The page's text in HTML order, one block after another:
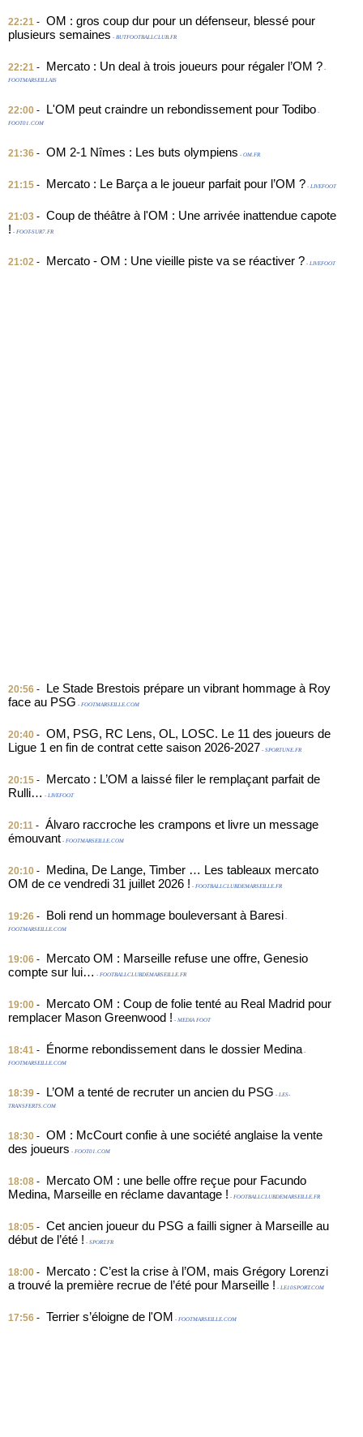
22:21 - OM : gros coup dur pour un défenseur, blessé pour
plusieurs semaines - BUTFOOTBALLCLUB.FR
22:21 - Mercato : Un deal à trois joueurs pour régaler l’OM ? -
FOOTMARSEILLAIS
22:00 - L'OM peut craindre un rebondissement pour Todibo -
FOOT01.COM
21:36 - OM 2-1 Nîmes : Les buts olympiens - OM.FR
21:15 - Mercato : Le Barça a le joueur parfait pour l’OM ? - LIVEFOOT
21:03 - Coup de théâtre à l'OM : Une arrivée inattendue capote
! - FOOT-SUR7.FR
21:02 - Mercato - OM : Une vieille piste va se réactiver ? - LIVEFOOT
20:56 -
Le Stade Brestois prépare un vibrant hommage à Roy
face au PSG - FOOTMARSEILLE.COM
20:40 - OM, PSG, RC Lens, OL, LOSC. Le 11 des joueurs de
Ligue 1 en fin de contrat cette saison 2026-2027 - SPORTUNE.FR
20:15 -
Mercato : L’OM a laissé filer le remplaçant parfait de
Rulli… - LIVEFOOT
20:11 - Álvaro raccroche les crampons et livre un message
émouvant - FOOTMARSEILLE.COM
20:10 -
Medina, De Lange, Timber … Les tableaux mercato
OM de ce vendredi 31 juillet 2026 ! - FOOTBALLCLUBDEMARSEILLE.FR
19:26 - Boli rend un hommage bouleversant à Baresi -
FOOTMARSEILLE.COM
19:06 -
Mercato OM : Marseille refuse une offre, Genesio
compte sur lui… - FOOTBALLCLUBDEMARSEILLE.FR
19:00 -
Mercato OM : Coup de folie tenté au Real Madrid pour
remplacer Mason Greenwood ! - MEDIA FOOT
18:41 - Énorme rebondissement dans le dossier Medina-
FOOTMARSEILLE.COM
18:39 - L’OM a tenté de recruter un ancien du PSG - LES-
TRANSFERTS.COM
18:30 - OM : McCourt confie à une société anglaise la vente
des joueurs - FOOT01.COM
18:08 -
Mercato OM : une belle offre reçue pour Facundo
Medina, Marseille en réclame davantage ! - FOOTBALLCLUBDEMARSEILLE.FR
18:05 - Cet ancien joueur du PSG a failli signer à Marseille au
début de l’été ! - SPORT.FR
18:00 -
Mercato : C’est la crise à l’OM, mais Grégory Lorenzi
a trouvé la première recrue de l’été pour Marseille ! - LE10SPORT.COM
17:56 - Terrier s’éloigne de l'OM - FOOTMARSEILLE.COM